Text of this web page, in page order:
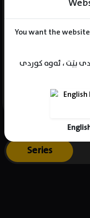
You want the
بێت ، ئەوە کوردی
Name : Park Hae-Joon
Born : 1976-06-14
Place of birth : South
Series